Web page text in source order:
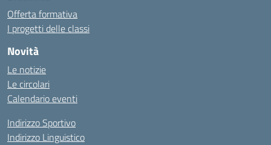
Offerta formativa
I progetti delle classi
Novità
Le notizie
Le circolari
Calendario eventi
Indirizzo Sportivo
Indirizzo Linguistico